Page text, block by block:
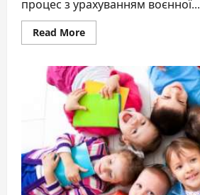
процес з урахуванням воєнної...
Read MoreRead
more
здійснювати
освітню
діяльність
у
режимі
воєнного
стану